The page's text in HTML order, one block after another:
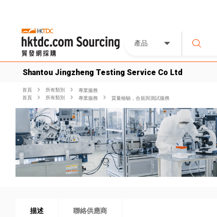
產品
Shantou Jingzheng Testing Service Co Ltd
首頁 所有類別
專業服務
首頁
所有類別 專業服務 質量檢驗，合規與測試服務
描述 聯絡供應商